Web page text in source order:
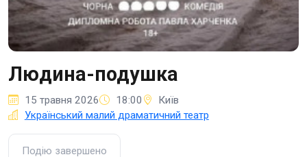
Людина-подушка
15 травня 2026 18:00
Київ
Український малий драматичний театр
Подію завершено